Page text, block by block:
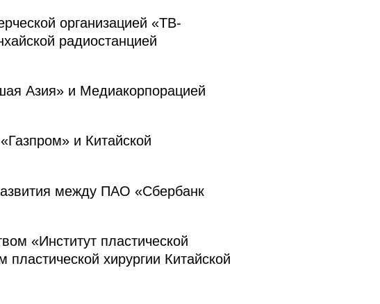
организацией «ТВ-
радиостанцией
Азия» и Медиакорпорацией
и Китайской
между ПАО «Сбербанк
«Институт пластической
хирургии Китайской